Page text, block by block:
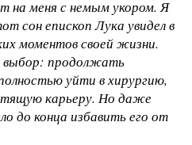
на меня с немым укором. Я
сон епископ Лука увидел в
моментов своей жизни.
выбор: продолжать
уйти в хирургию,
карьеру. Но даже
до конца избавить его от